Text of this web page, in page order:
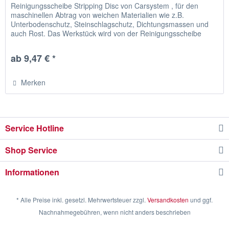
Reinigungsscheibe Stripping Disc von Carsystem , für den
maschinellen Abtrag von weichen Materialien wie z.B.
Unterbodenschutz, Steinschlagschutz, Dichtungsmassen und
auch Rost. Das Werkstück wird von der Reinigungsscheibe
ab 9,47 € *
Merken
Service Hotline
Shop Service
Informationen
* Alle Preise inkl. gesetzl. Mehrwertsteuer zzgl. Versandkosten und ggf.
Nachnahmegebühren, wenn nicht anders beschrieben